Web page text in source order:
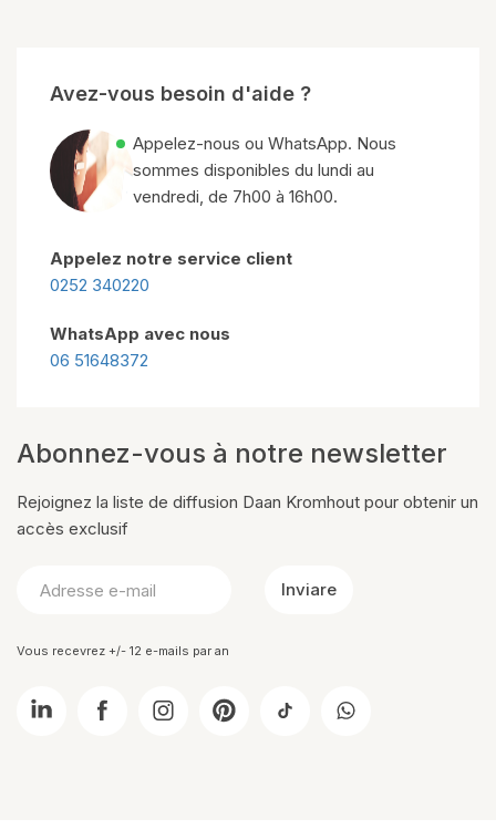
Avez-vous besoin d'aide ?
Appelez-nous ou WhatsApp. Nous
sommes disponibles du lundi au
vendredi, de 7h00 à 16h00.
Appelez notre service client
0252 340220
WhatsApp avec nous
06 51648372
Abonnez-vous à notre newsletter
Rejoignez la liste de diffusion Daan Kromhout pour obtenir un
accès exclusif
Inviare
Vous recevrez +/- 12 e-mails par an